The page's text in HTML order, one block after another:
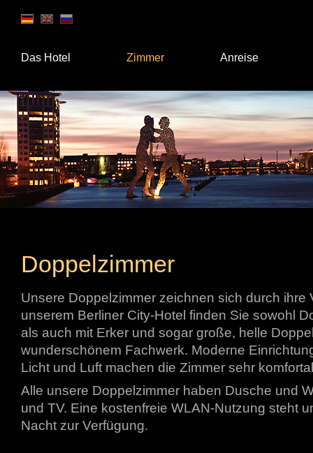
Das Hotel Zimmer Anreise
Doppelzimmer
Unsere Doppelzimmer zeichnen sich durch ihre
unserem Berliner City-Hotel finden Sie sowohl
als auch mit Erker und sogar große, helle
wunderschönem Fachwerk. Moderne
Licht und Luft machen die Zimmer sehr
Alle unsere Doppelzimmer haben Dusche und
und TV. Eine kostenfreie WLAN-Nutzung steht
Nacht zur Verfügung.